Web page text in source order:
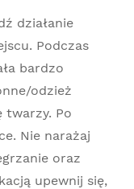
działanie
Podczas
bardzo
odzież
Po
Nie narażaj
oraz
upewnij się,